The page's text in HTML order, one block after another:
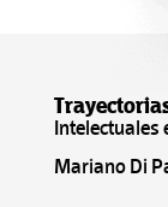
Intelectuales
Mariano Di